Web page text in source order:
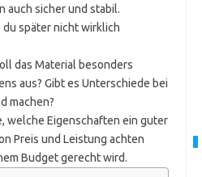
auch sicher und stabil.
später nicht wirklich
das Material besonders
aus? Gibt es Unterschiede bei
machen?
welche Eigenschaften ein guter
Preis und Leistung achten
Budget gerecht wird.